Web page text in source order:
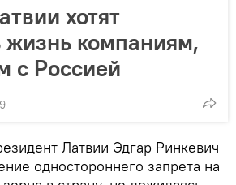
хотят
жизнь компаниям,
с Россией
Латвии Эдгар Ринкевич
одностороннего запрета на